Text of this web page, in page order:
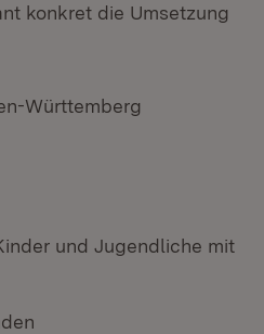
konkret die Umsetzung
Württemberg
und Jugendliche mit